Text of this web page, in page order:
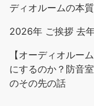
ディオルームの本質
2026年 ご挨拶 去
【オーディオルー
にするのか？防音
のその先の話